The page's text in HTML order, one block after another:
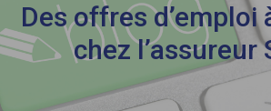
Des offres d’emploi
chez l’assureur